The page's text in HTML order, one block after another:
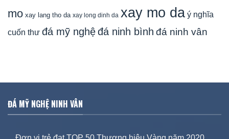
mo xay lang tho da xay long dinh da xay mo da ý nghĩa
cuốn thư đá mỹ nghệđá ninh bình đá ninh vân
ĐÁ MỸ NGHỆ NINH VÂN